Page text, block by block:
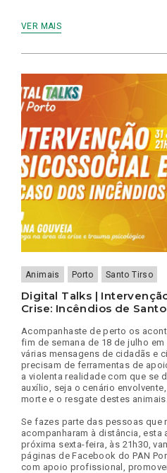
VER MAIS
Animais Porto Santo Tirso
Digital Talks |
Crise: Incêndios de
Acompanhaste de perto os
fim de semana de 18 de julho
várias mensagens de cidadãs e
precisam de ferramentas de
a violenta realidade com que se
auxílio, seja o cenário
morte e o resgate destes animais.
Se fazes parte das pessoas que
acompanharam à distância, esta
próxima sexta-feira, às 21h30,
páginas de Facebook do PAN
com apoio profissional,